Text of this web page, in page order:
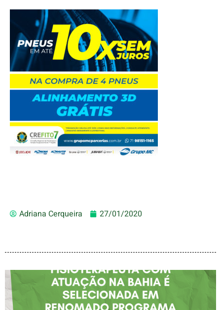
Adriana Cerqueira 27/01/2020